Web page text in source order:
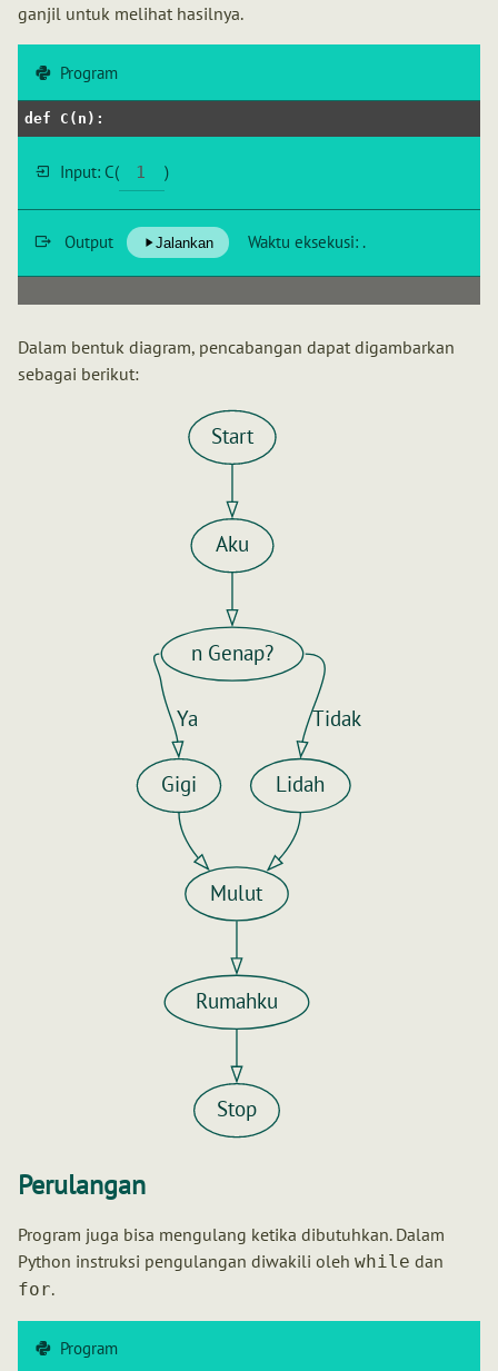
ganjil untuk melihat hasilnya.
Program
def C ( n ):
Input: C( )
Output Jalankan Waktu eksekusi: .
Dalam bentuk diagram, pencabangan dapat digambarkan
sebagai berikut:
Start
Aku
Stop
n Genap?
Gigi
Ya
Lidah
Tidak
Mulut
Rumahku
Perulangan
Program juga bisa mengulang ketika dibutuhkan. Dalam
Python instruksi pengulangan diwakili oleh while dan
for.
Program